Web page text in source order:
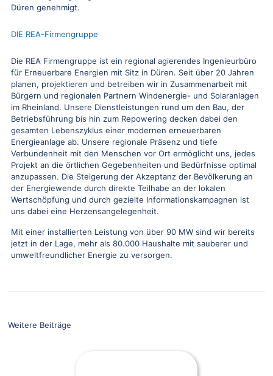
Düren genehmigt.
DIE REA-Firmengruppe
Die REA Firmengruppe ist ein regional agierendes Ingenieurbüro
für Erneuerbare Energien mit Sitz in Düren. Seit über 20 Jahren
planen, projektieren und betreiben wir in Zusammenarbeit mit
Bürgern und regionalen Partnern Windenergie- und Solaranlagen
im Rheinland. Unsere Dienstleistungen rund um den Bau, der
Betriebsführung bis hin zum Repowering decken dabei den
gesamten Lebenszyklus einer modernen erneuerbaren
Energieanlage ab. Unsere regionale Präsenz und tiefe
Verbundenheit mit den Menschen vor Ort ermöglicht uns, jedes
Projekt an die örtlichen Gegebenheiten und Bedürfnisse optimal
anzupassen. Die Steigerung der Akzeptanz der Bevölkerung an
der Energiewende durch direkte Teilhabe an der lokalen
Wertschöpfung und durch gezielte Informationskampagnen ist
uns dabei eine Herzensangelegenheit.
Mit einer installierten Leistung von über 90 MW sind wir bereits
jetzt in der Lage, mehr als 80.000 Haushalte mit sauberer und
umweltfreundlicher Energie zu versorgen.
Weitere Beiträge